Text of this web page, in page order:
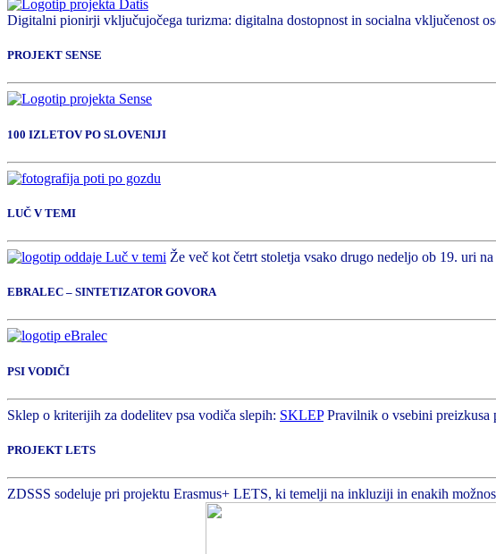
Digitalni pionirji vključujočega turizma: digitalna dostopnost in socialna vključenost
PROJEKT SENSE
100 IZLETOV PO SLOVENIJI
LUČ V TEMI
Že več kot četrt stoletja vsako drugo nedeljo ob 19. uri
EBRALEC – SINTETIZATOR GOVORA
PSI VODIČI
Sklep o kriterijih za dodelitev psa vodiča slepih: SKLEPPravilnik o vsebini preizkusa
PROJEKT LETS
ZDSSS sodeluje pri projektu Erasmus+ LETS, ki temelji na inkluziji in enakih